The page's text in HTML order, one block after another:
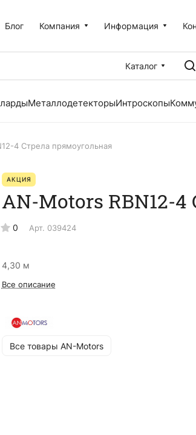
Блог Компания Информация
Каталог
МеталлодетекторыИнтроскопы
4 Стрела прямоугольная
АКЦИЯ
AN-Motors RBN12-
0 Арт. 039424
4,30 м
Все описание
Все товары AN-Motors